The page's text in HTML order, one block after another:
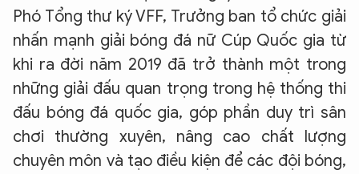
Phó Tổng thư ký VFF, Trưởng ban tổ chức giải
nhấn mạnh giải bóng đá nữ Cúp Quốc gia từ
khi ra đời năm 2019 đã trở thành một trong
những giải đấu quan trọng trong hệ thống thi
đấu bóng đá quốc gia, góp phần duy trì sân
chơi thường xuyên, nâng cao chất lượng
chuyên môn và tạo điều kiện để các đội bóng,